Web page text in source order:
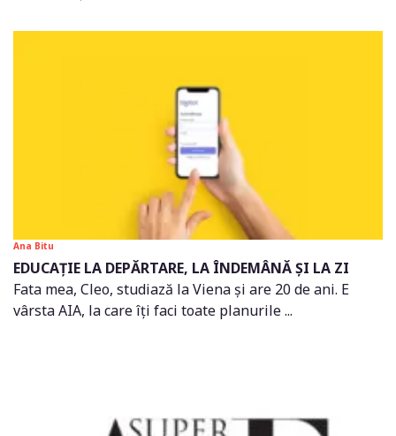
Ana Bitu
EDUCAȚIE LA DEPĂRTARE, LA ÎNDEMÂNĂ ȘI LA ZI
Fata mea, Cleo, studiază la Viena și are 20 de ani. E
vârsta AIA, la care îți faci toate planurile ...